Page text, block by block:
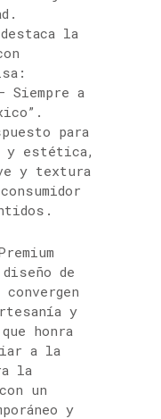
la
Siempre a
para
estética,
y textura
de
y
honra
a la
la
un
y